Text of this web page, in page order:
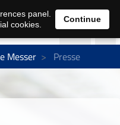
Messer Presse
panel.
cookies.
Continue